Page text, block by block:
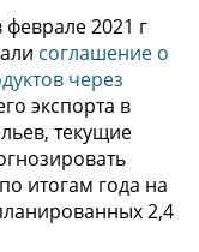
2021 г
соглашение о
через
экспорта в
текущие
итогам года на
2,4